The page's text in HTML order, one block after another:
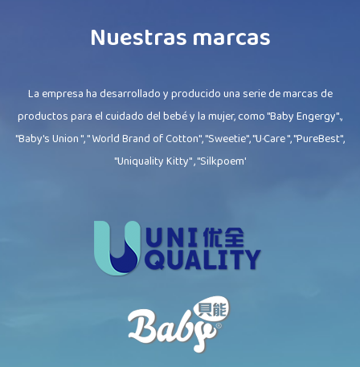
Nuestras marcas
La empresa ha desarrollado y producido una serie de marcas de
productos para el cuidado del bebé y la mujer, como "Baby Engergy".,
"Baby's Union ", " World Brand of Cotton", "Sweetie", "U·Care ", "PureBest",
"Uniquality Kitty" , "Silkpoem'